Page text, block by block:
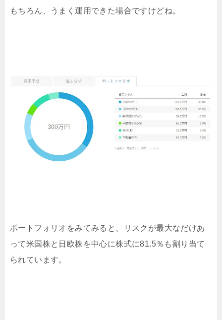
もちろん、うまく運用できた場合ですけどね。
ポートフォリオをみてみると、リスクが最大なだけあ
って米国株と日欧株を中心に株式に81.5％も割り当て
られています。